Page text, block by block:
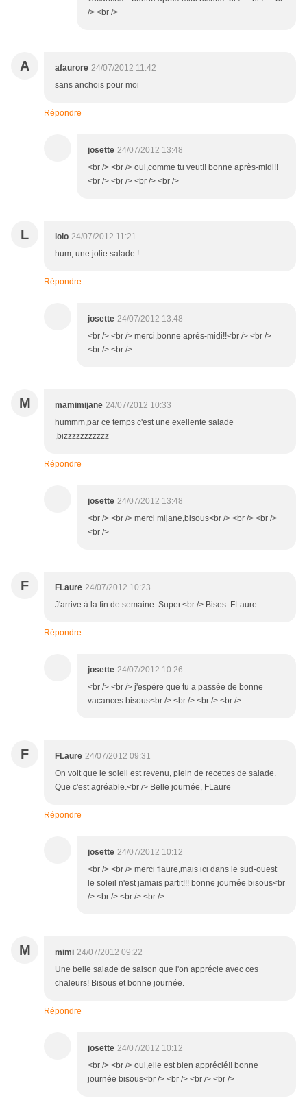
/> <br />
A afaurore 24/07/2012 11:42
sans anchois pour moi
Répondre
josette 24/07/2012 13:48
<br /> <br /> oui,comme tu veut!! bonne après-midi!!
<br /> <br /> <br /> <br />
L lolo 24/07/2012 11:21
hum, une jolie salade !
Répondre
josette 24/07/2012 13:48
<br /> <br /> merci,bonne après-midi!!<br /> <br />
<br /> <br />
M mamimijane 24/07/2012 10:33
hummm,par ce temps c'est une exellente salade
,bizzzzzzzzzzz
Répondre
josette 24/07/2012 13:48
<br /> <br /> merci mijane,bisous<br /> <br /> <br />
<br />
F FLaure 24/07/2012 10:23
J'arrive à la fin de semaine. Super.<br /> Bises. FLaure
Répondre
josette 24/07/2012 10:26
<br /> <br /> j'espère que tu a passée de bonne
vacances.bisous<br /> <br /> <br /> <br />
F FLaure 24/07/2012 09:31
On voit que le soleil est revenu, plein de recettes de salade.
Que c'est agréable.<br /> Belle journée, FLaure
Répondre
josette 24/07/2012 10:12
<br /> <br /> merci flaure,mais ici dans le sud-ouest
le soleil n'est jamais partit!!! bonne journée bisous<br
/> <br /> <br /> <br />
M mimi 24/07/2012 09:22
Une belle salade de saison que l'on apprécie avec ces
chaleurs! Bisous et bonne journée.
Répondre
josette 24/07/2012 10:12
<br /> <br /> oui,elle est bien apprécié!! bonne
journée bisous<br /> <br /> <br /> <br />